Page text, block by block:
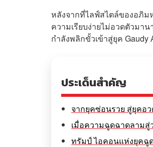
หลังจากที่ไลฟ์สไตล์ของอภิม
ความเรียบง่ายไม่อวดตัวมา
กำลังพลิกขั้วเข้าสู่ยุค
ประเด็นสำคัญ
จากยุคซ่อนรวย สู่ยุคอว
เมื่อความฉูดฉาดลามสู่
ทรัมป์ ไอคอนแห่งยุคฉู